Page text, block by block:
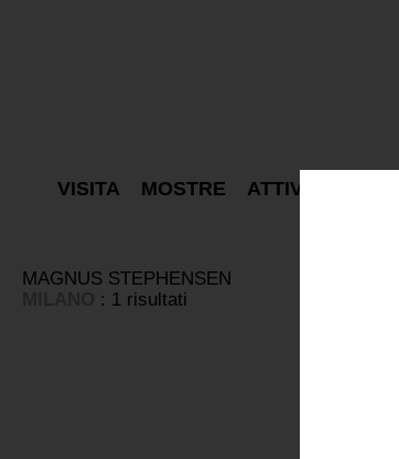
MAGNUS STEPHENSEN
: 1 risultati
VISITA MOSTRE ATTIVITÀ